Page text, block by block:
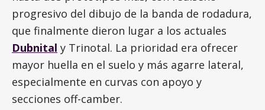
progresivo del dibujo de la banda de rodadura,
que finalmente dieron lugar a los actuales
Dubnital y Trinotal. La prioridad era ofrecer
mayor huella en el suelo y más agarre lateral,
especialmente en curvas con apoyo y
secciones off-camber.